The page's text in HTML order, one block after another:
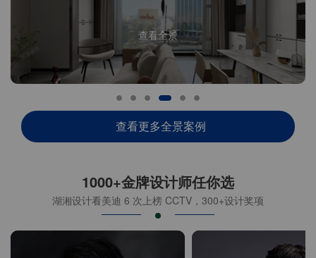
查看全景
查看更多全景案例
1000+金牌设计师任你选
湖湘设计看美迪 6 次上榜 CCTV，300+设计奖项